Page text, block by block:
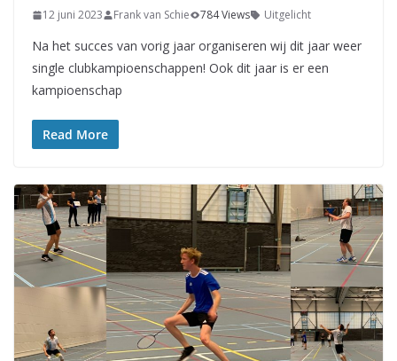
12 juni 2023 Frank van Schie 784 Views Uitgelicht
Na het succes van vorig jaar organiseren wij dit jaar weer
single clubkampioenschappen! Ook dit jaar is er een
kampioenschap
Read More